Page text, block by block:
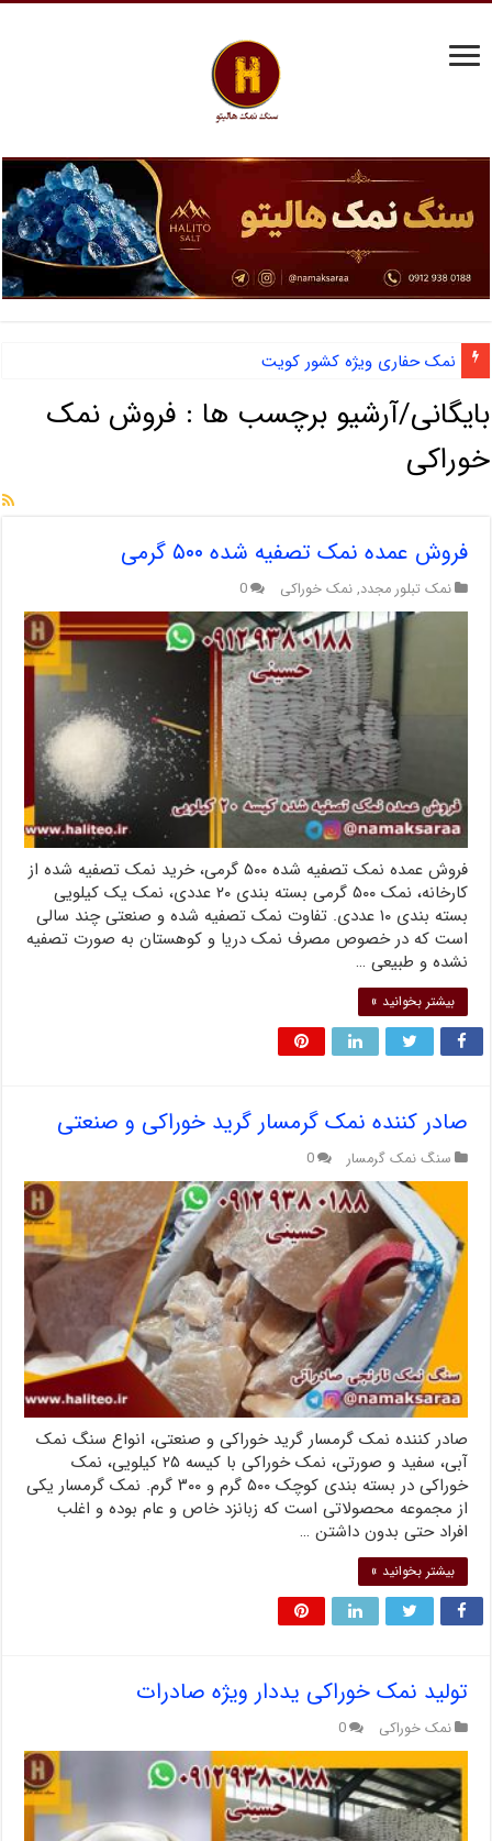
نمک حفاری ویژه کشور کویت
بایگانی/آرشیو برچسب ها : فروش نمک
خوراکی
فروش عمده نمک تصفیه شده ۵۰۰ گرمی
نمک تبلور مجدد, نمک خوراکی 0
فروش عمده نمک تصفیه شده ۵۰۰ گرمی، خرید نمک تصفیه شده از
کارخانه، نمک ۵۰۰ گرمی بسته بندی ۲۰ عددی، نمک یک کیلویی
بسته بندی ۱۰ عددی. تفاوت نمک تصفیه شده و صنعتی چند سالی
است که در خصوص مصرف نمک دریا و کوهستان به صورت تصفیه
نشده و طبیعی …
بیشتر بخوانید »
صادر کننده نمک گرمسار گرید خوراکی و صنعتی
سنگ نمک گرمسار 0
صادر کننده نمک گرمسار گرید خوراکی و صنعتی، انواع سنگ نمک
آبی، سفید و صورتی، نمک خوراکی با کیسه ۲۵ کیلویی، نمک
خوراکی در بسته بندی کوچک ۵۰۰ گرم و ۳۰۰ گرم. نمک گرمسار یکی
از مجموعه محصولاتی است که زبانزد خاص و عام بوده و اغلب
افراد حتی بدون داشتن …
بیشتر بخوانید »
تولید نمک خوراکی یددار ویژه صادرات
نمک خوراکی 0